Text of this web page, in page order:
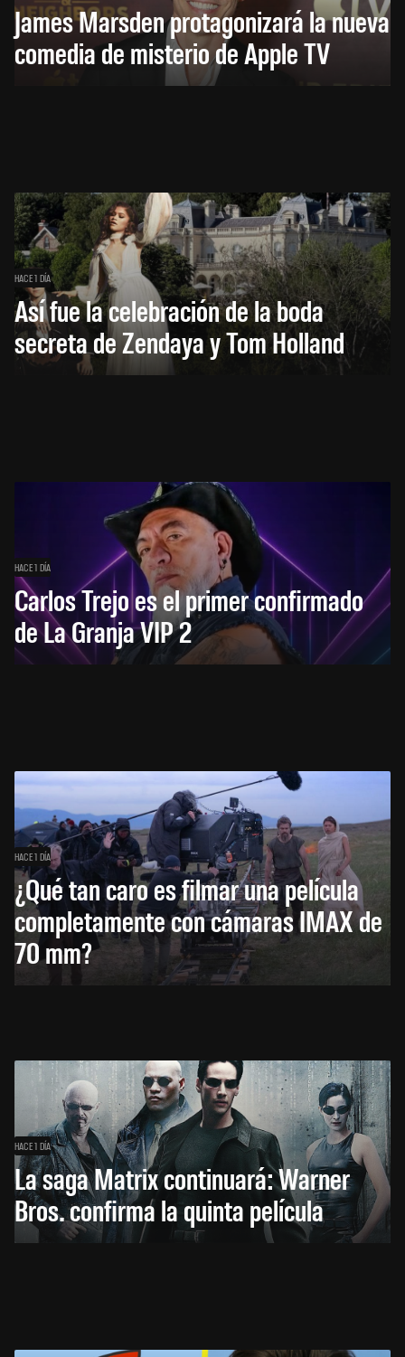
James Marsden protagonizará la nueva
comedia de misterio de Apple TV
HACE 1 DÍA
Así fue la celebración de la boda
secreta de Zendaya y Tom Holland
HACE 1 DÍA
Carlos Trejo es el primer confirmado
de La Granja VIP 2
HACE 1 DÍA
¿Qué tan caro es filmar una película
completamente con cámaras IMAX de
70 mm?
HACE 1 DÍA
La saga Matrix continuará: Warner
Bros. confirma la quinta película